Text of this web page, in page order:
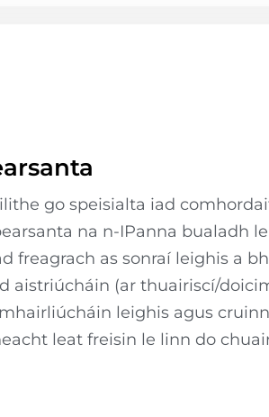
go speisialta iad
na n-IPanna bualadh
freagrach as sonraí leighis a
aistriúcháin (ar thuairiscí/
leighis agus
leat freisin le linn do